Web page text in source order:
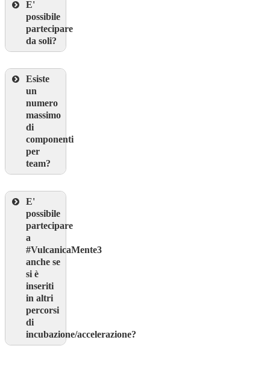
E'
possibile
partecipare
da soli?
Esiste
un
numero
massimo
di
componenti
per
team?
E'
possibile
partecipare
a
#VulcanicaMente3
anche se
si è
inseriti
in altri
percorsi
di
incubazione/accelerazione?